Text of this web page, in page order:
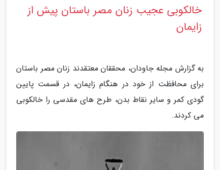
خالکوبی عجیب زنان مصر باستان پیش از
زایمان
به گزارش مجله جاودان، محققان معتقدند زنان مصر باستان
برای محافظت از خود در هنگام زایمان، در قسمت پایین
گودی کمر و سایر نقاط بدن، طرح های مقدسی را خالکوبی
می کردند.